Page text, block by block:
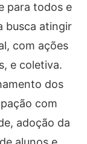
para todos e
busca atingir
com ações
e coletiva.
dos
com
adoção da